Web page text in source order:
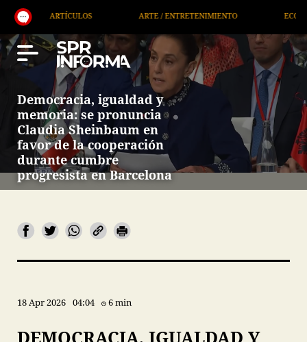
/ ENTRETENIMIENTO ECONOMÍA / NEGOCIOS
Democracia, igualdad y
memoria: se pronuncia
Claudia Sheinbaum en
favor de la cooperación
durante cumbre
progresista en Barcelona
18 Apr 2026 04:04 6 min